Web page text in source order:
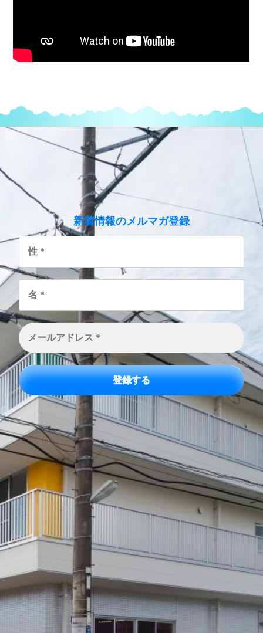
新着情報のメルマガ登録
性
名
メ
ー
ル
ア
ド
レ
ス
*